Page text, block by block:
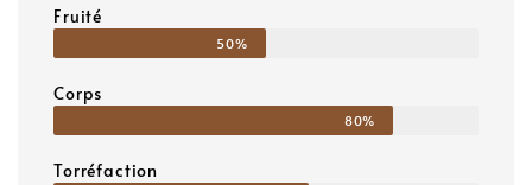
Fruité
50%
Corps
80%
Torréfaction